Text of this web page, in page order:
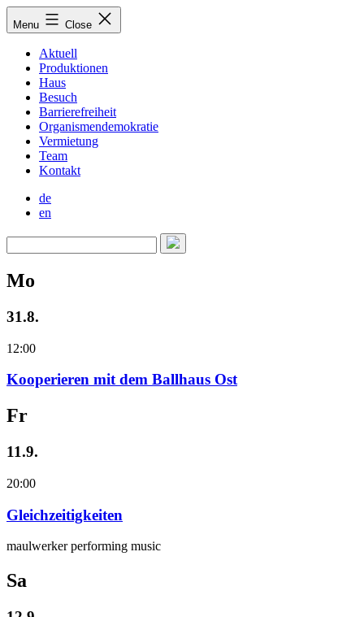
Skip
toMenu Close
Aktuell
Produktionen
Haus
Besuch
Barrierefreiheit
Organismendemokratie
Vermietung
Team
Kontakt
de
en
Mo
31.8.
12:00
Kooperieren mit dem Ballhaus Ost
Fr
11.9.
20:00
Gleichzeitigkeiten
maulwerker performing music
Sa